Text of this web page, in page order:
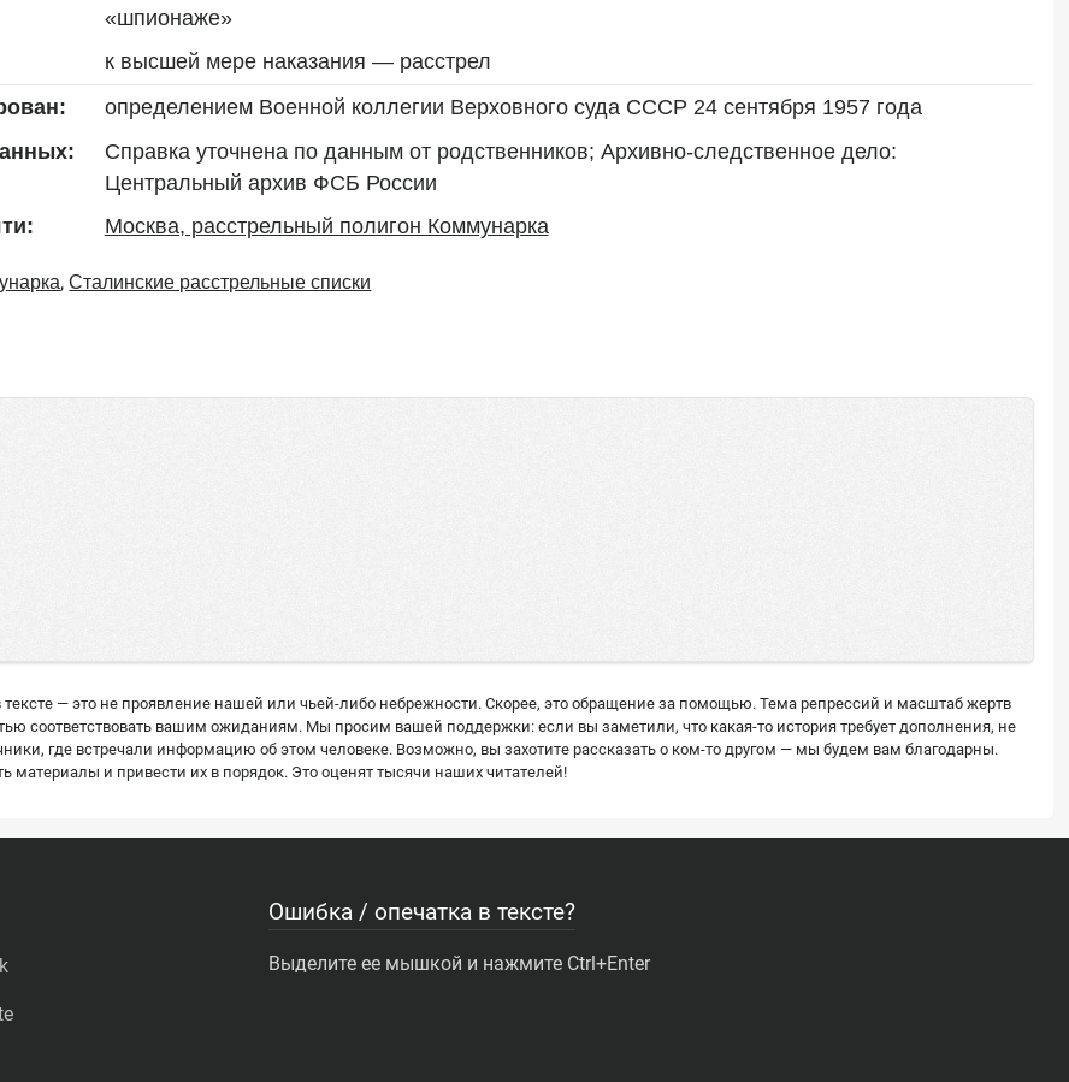
«шпионаже»
к высшей мере наказания — расстрел
определением Военной коллегии Верховного суда СССР 24 сентября 1957 года
Справка уточнена по данным от родственников; Архивно-следственное дело:
Центральный архив ФСБ России
Москва, расстрельный полигон Коммунарка
,Сталинские расстрельные списки
— это не проявление нашей или чьей-либо небрежности. Скорее, это обращение за помощью. Тема репрессий и масштаб жертв
соответствовать вашим ожиданиям. Мы просим вашей поддержки: если вы заметили, что какая-то история требует дополнения, не
где встречали информацию об этом человеке. Возможно, вы захотите рассказать о ком-то другом — мы будем вам благодарны.
и привести их в порядок. Это оценят тысячи наших читателей!
Ошибка / опечатка в тексте?
Выделите ее мышкой и нажмите Ctrl+Enter